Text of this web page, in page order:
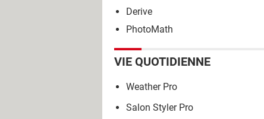
Derive
PhotoMath
VIE QUOTIDIENNE
Weather Pro
Salon Styler Pro